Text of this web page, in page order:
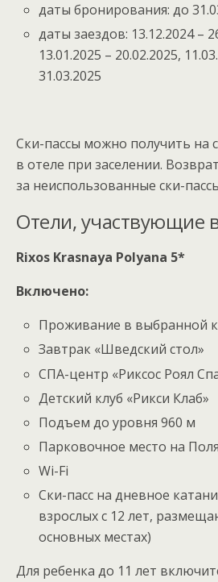
даты бронирования: до
даты заездов: 13.12.2024 –
13.01.2025 – 20.02.2025,
31.03.2025
Ски-пассы можно получить на
в отеле при заселении.
за неиспользованные ски-
Отели, участвующие
Rixos Krasnaya Polyana 5*
Включено:
Проживание в выбранной
Завтрак «Шведский стол»
СПА-центр «Риксос Роял
Детский клуб «Рикси Клаб»
Подъем до уровня 960 м
Парковочное место на
Wi-Fi
Ски-пасс на дневное
взрослых с 12 лет,
основных местах)
Для ребенка до 11 лет